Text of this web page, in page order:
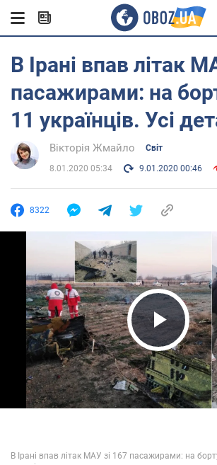
В Ірані впав літак
пасажирами: на
11 українців. Усі
Вікторія Жмайло Світ
8.01.2020 05:34 9.01.2020 00:46
8322
Play